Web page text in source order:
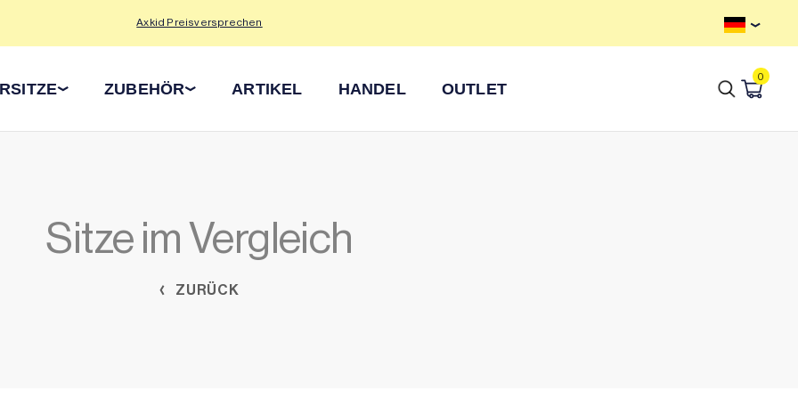
Axkid Preisversprechen
ZUBEHÖR ARTIKEL HANDEL OUTLET
0
Sitze im Vergleich
ZURÜCK